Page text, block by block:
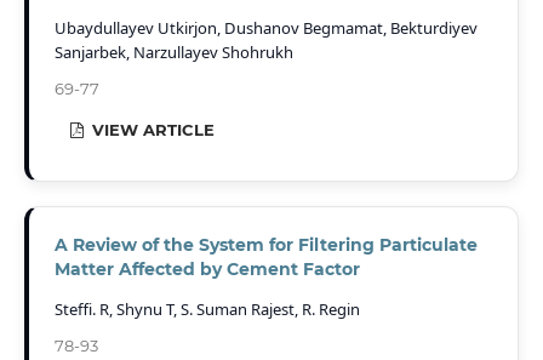
Ubaydullayev Utkirjon, Dushanov Begmamat, Bekturdiyev
Sanjarbek, Narzullayev Shohrukh
69-77
VIEW ARTICLE
A Review of the System for Filtering Particulate
Matter Affected by Cement Factor
Steffi. R, Shynu T, S. Suman Rajest, R. Regin
78-93